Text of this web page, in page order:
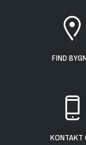
FIND
KONTAKT